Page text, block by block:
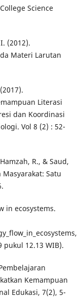
Science
(2012).
Materi Larutan
Literasi
dan Koordinasi
Vol 8 (2) : 52-
R., & Saud,
Satu
in ecosystems.
pukul 12.13 WIB).
Kemampuan
Edukasi, 7(2), 5-